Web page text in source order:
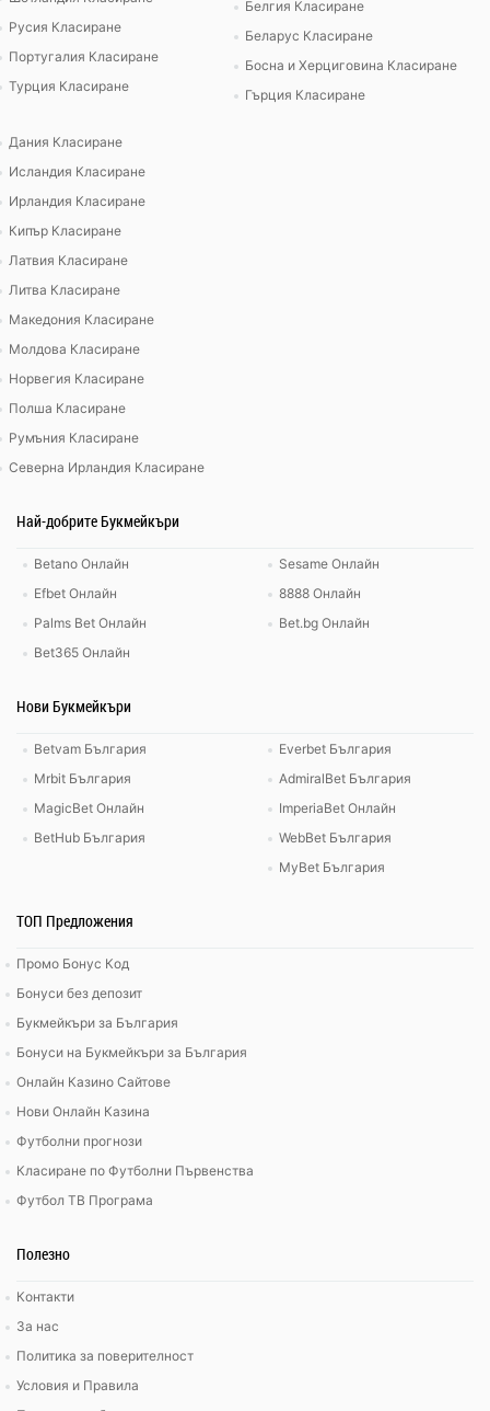
Русия Класиране
Португалия Класиране
Турция Класиране
Белгия Класиране
Беларус Класиране
Босна и Херциговина Класиране
Гърция Класиране
Дания Класиране
Исландия Класиране
Ирландия Класиране
Кипър Класиране
Латвия Класиране
Литва Класиране
Македония Класиране
Молдова Класиране
Норвегия Класиране
Полша Класиране
Румъния Класиране
Северна Ирландия Класиране
Най-добрите Букмейкъри
Betano Онлайн
Efbet Онлайн
Palms Bet Онлайн
Bet365 Онлайн
Sesame Онлайн
8888 Онлайн
Bet.bg Онлайн
Нови Букмейкъри
Betvam България
Mrbit България
MagicBet Онлайн
BetHub България
Everbet България
AdmiralBet България
ImperiaBet Онлайн
WebBet България
MyBet България
ТОП Предложения
Промо Бонус Код
Бонуси без депозит
Букмейкъри за България
Бонуси на Букмейкъри за България
Онлайн Казино Сайтове
Нови Онлайн Казина
Футболни прогнози
Класиране по Футболни Първенства
Футбол ТВ Програма
Полезно
Контакти
За нас
Политика за поверителност
Условия и Правила